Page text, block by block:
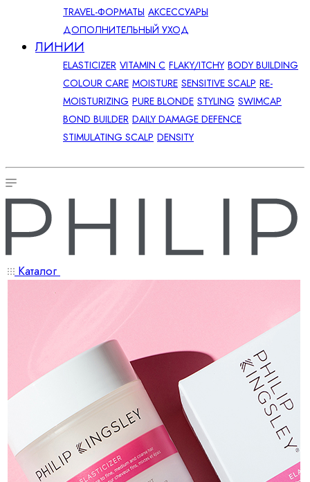
TRAVEL-ФОРМАТЫ АКСЕССУАРЫ
ДОПОЛНИТЕЛЬНЫЙ УХОД
ЛИНИИ
ELASTICIZER VITAMIN C FLAKY/ITCHY BODY BUILDING
COLOUR CARE MOISTURE SENSITIVE SCALP RE-
MOISTURIZING PURE BLONDE STYLING SWIMCAP
BOND BUILDER DAILY DAMAGE DEFENCE
STIMULATING SCALP DENSITY
Каталог